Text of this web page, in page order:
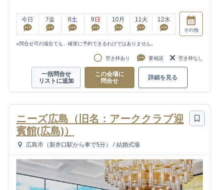
今日 7金 8土 9 日 10月 11火 12水
その他
※問合せ可の場合でも、確実に予約できるわけではありません。
空き枠あり 要相談 空き枠なし
一括問合せ
リストに追加
この会場に
問合せ
詳細を見る
ニーズ広島（旧名：アーククラブ迎
賓館(広島)）
広島市（新井口駅から車で5分） / 結婚式場